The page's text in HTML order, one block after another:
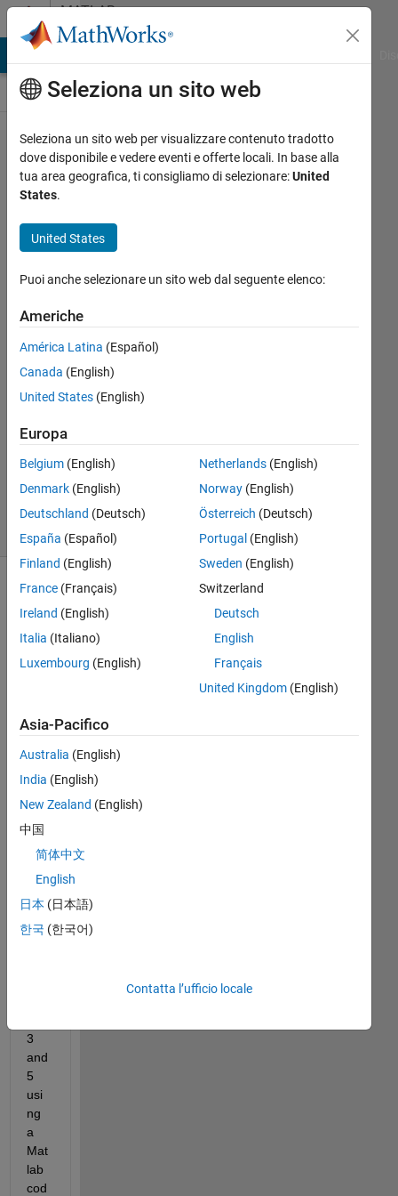
Vai al contenutoMATLAB
Answers
Where is
the issue
"while"
Geo
2017
2
Risposte
Aggiornato
2017
23
Visualizzazioni
(30 giorni)
Mostra
commenti
meno
recenti
I
wa
nt
to
e
the
ger
eve
3
and
5
usi
ng
a
Mat
lab
cod
Seleziona un sito web
Seleziona un sito web per visualizzare contenuto tradotto
dove disponibile e vedere eventi e offerte locali. In base alla
tua area geografica, ti consigliamo di selezionare:United
States.
United States
Puoi anche selezionare un sito web dal seguente elenco:
Americhe
América Latina (Español)
Canada (English)
United States (English)
Europa
Belgium (English)
Denmark (English)
Deutschland (Deutsch)
España (Español)
Finland (English)
France (Français)
Ireland (English)
Italia (Italiano)
Luxembourg (English)
Netherlands(English)
Norway(English)
Österreich (Deutsch)
Portugal (English)
Sweden (English)
Switzerland
Deutsch
English
Français
United Kingdom(English)
Asia-Pacifico
Australia (English)
India (English)
New Zealand (English)
中国
简体中文
English
日本 (日本語)
한국 (한국어)
Contatta l’ufficio locale